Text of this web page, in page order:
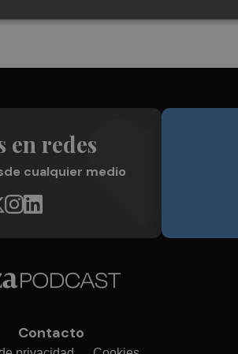
en redes
cualquier medio
Contacto